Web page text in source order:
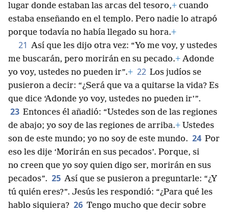
lugar donde estaban las arcas del tesoro,+ cuando
estaba enseñando en el templo. Pero nadie lo atrapó
porque todavía no había llegado su hora.+
21 Así que les dijo otra vez: “Yo me voy, y ustedes
me buscarán, pero morirán en su pecado.+ Adonde
yo voy, ustedes no pueden ir”.+ 22 Los judíos se
pusieron a decir: “¿Será que va a quitarse la vida? Es
que dice ‘Adonde yo voy, ustedes no pueden ir’”.
23 Entonces él añadió: “Ustedes son de las regiones
de abajo; yo soy de las regiones de arriba.+ Ustedes
son de este mundo; yo no soy de este mundo. 24 Por
eso les dije ‘Morirán en sus pecados’. Porque, si
no creen que yo soy quien digo ser, morirán en sus
pecados”. 25 Así que se pusieron a preguntarle: “¿Y
tú quién eres?”. Jesús les respondió: “¿Para qué les
hablo siquiera? 26 Tengo mucho que decir sobre